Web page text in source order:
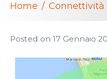
Home Connettività
Posted on 17 Gennaio